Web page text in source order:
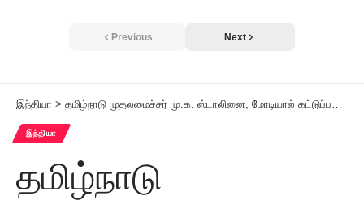
Previous Next
இந்தியா > தமிழ்நாடு முதலமைச்சர் மு.க. ஸ்டாலினை, மோடியால் கட்டுப்படுத்த முடியாது!
இந்தியா
தமிழ்நாடு